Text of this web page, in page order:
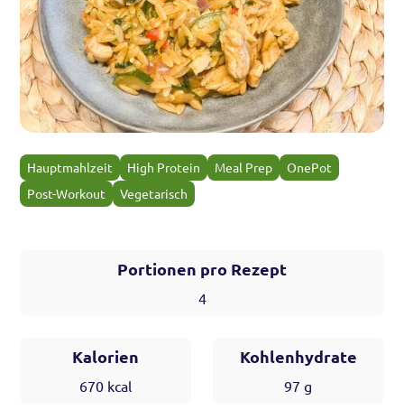
Hauptmahlzeit High Protein Meal Prep
OnePot
Post-Workout
Vegetarisch
Portionen pro Rezept
4
Kalorien
670 kcal
Kohlenhydrate
97 g